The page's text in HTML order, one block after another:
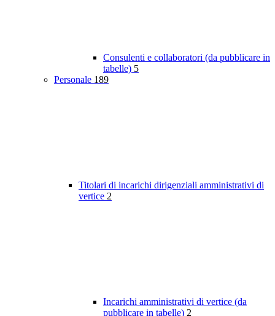
Consulenti e collaboratori (da pubblicare in
tabelle) 5
Personale 189
Titolari di incarichi dirigenziali amministrativi di
vertice 2
Incarichi amministrativi di vertice (da
pubblicare in tabelle) 2